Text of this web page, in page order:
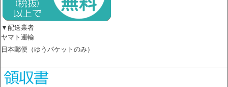
▼配送業者
ヤマト運輸
日本郵便（ゆうパケットのみ）